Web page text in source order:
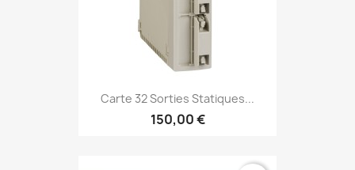
Carte 32 Sorties Statiques...
150,00 €